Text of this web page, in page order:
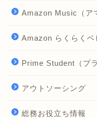
Amazon Music（ア
Amazon らくらくベ
Prime Student（プ
アウトソーシング
総務お役立ち情報